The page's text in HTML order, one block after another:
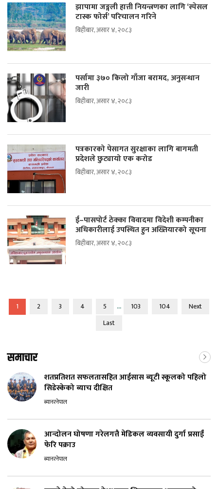
झापामा जङ्गली हात्ती नियन्त्रणका लागि ‘स्पेसल
टास्क फोर्स’ परिचालन गरिने
बिहीबार, असार ४, २०८३
पर्सामा ३७० किलो गाँजा बरामद, अनुसन्धान
जारी
बिहीबार, असार ४, २०८३
पत्रकारको पेसागत सुरक्षाका लागि बागमती
प्रदेशले छुट्यायो एक करोड
बिहीबार, असार ४, २०८३
ई–पासपोर्ट ठेक्का विवादमा विदेशी कम्पनीका
अधिकारीलाई उपस्थित हुन अख्तियारको सूचना
बिहीबार, असार ४, २०८३
1 2 3 4 5 ... 103 104
Next
Last
समाचार
शतप्रतिशत सफलतासहित आईसास ब्यूटी स्कूलको पहिलो
सिडेस्केको ब्याच दीक्षित
ब्यानरनेपाल
आन्दोलन घोषणा गरेलगत्तै मेडिकल व्यवसायी दुर्गा प्रसाईं
फेरि पक्राउ
ब्यानरनेपाल